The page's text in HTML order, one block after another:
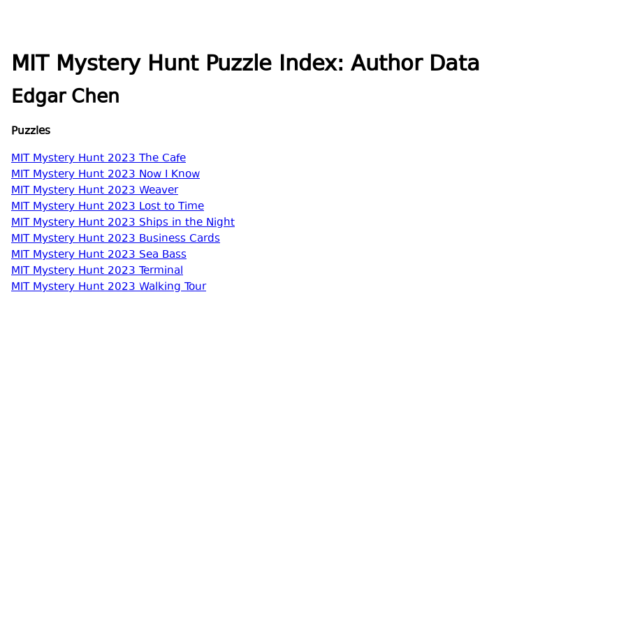
MIT Mystery Hunt Puzzle Index: Author Data
Edgar Chen
Puzzles
MIT Mystery Hunt 2023 The Cafe
MIT Mystery Hunt 2023 Now I Know
MIT Mystery Hunt 2023 Weaver
MIT Mystery Hunt 2023 Lost to Time
MIT Mystery Hunt 2023 Ships in the Night
MIT Mystery Hunt 2023 Business Cards
MIT Mystery Hunt 2023 Sea Bass
MIT Mystery Hunt 2023 Terminal
MIT Mystery Hunt 2023 Walking Tour